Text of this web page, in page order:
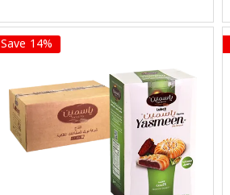
Save 14%